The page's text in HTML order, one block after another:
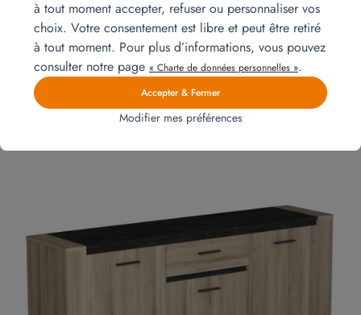
Autres produits qui pourraient
vous intéresser
à tout moment accepter, refuser ou personnaliser vos
choix. Votre consentement est libre et peut être retiré
à tout moment. Pour plus d’informations, vous pouvez
consulter notre page « Charte de données personnelles ».
Accepter & Fermer
Modifier mes préférences